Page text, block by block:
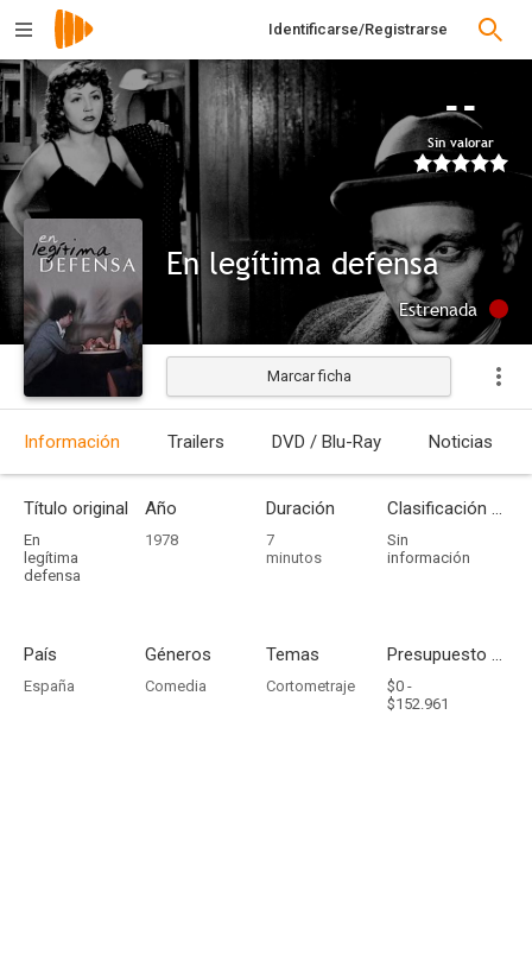
Identificarse/Registrarse
--
Sin valorar
En legítima defensa
Estrenada
Marcar ficha
Información Trailers DVD / Blu-Ray Noticias
Título original
En
legítima
defensa
Año
1978
Duración
7
minutos
Clasificación por edades
Sin
información
País
España
Géneros
Comedia
Temas
Cortometraje
Presupuesto - Ingresos
$0 -
$152.961